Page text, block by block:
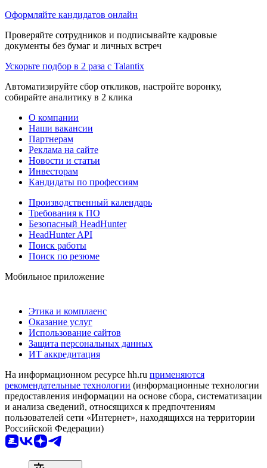
Оформляйте кандидатов онлайн
Проверяйте сотрудников и подписывайте кадровые
документы без бумаг и личных встреч
Ускорьте подбор в 2 раза с Talantix
Автоматизируйте сбор откликов, настройте воронку,
собирайте аналитику в 2 клика
О компании
Наши вакансии
Партнерам
Реклама на сайте
Новости и статьи
Инвесторам
Кандидаты по профессиям
Производственный календарь
Требования к ПО
Безопасный HeadHunter
HeadHunter API
Поиск работы
Поиск по резюме
Мобильное приложение
Этика и комплаенс
Оказание услуг
Использование сайтов
Защита персональных данных
ИТ аккредитация
На информационном ресурсе hh.ru применяются
рекомендательные технологии (информационные технологии
предоставления информации на основе сбора, систематизации
и анализа сведений, относящихся к предпочтениям
пользователей сети «Интернет», находящихся на территории
Российской Федерации)